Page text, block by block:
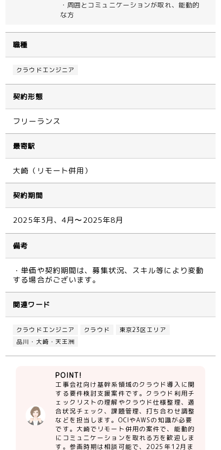
・周囲とコミュニケーションが取れ、能動的
な方
職種
クラウドエンジニア
契約形態
フリーランス
最寄駅
大崎（リモート併用）
契約期間
2025年3月、4月〜2025年8月
備考
・単価や契約期間は、募集状況、スキル等により変動
する場合がございます。
関連ワード
クラウドエンジニア クラウド
東京23区エリア
品川・大崎・天王洲
POINT!
工事会社向け基幹系領域のクラウド導入に関
する要件検討支援案件です。クラウド利用チ
ェックリストの理解やクラウド仕様整理、適
合状況チェック、課題管理、打ち合わせ調整
などを担当します。OCIやAWSの知識が必要
です。大崎でリモート併用の案件で、能動的
にコミュニケーションを取れる方を歓迎しま
す。参画時期は相談可能で、2025年12月ま